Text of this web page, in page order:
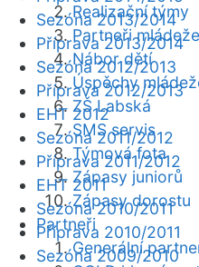
Realizační týmy
Partneři mládeže
Nábor dětí
Úspěchy
ZŠ Labská
SMS servis
Týmová fota
Zápasy juniorů
Zápasy dorostu
Partneři
Generální
Sezóna 2013/2014
Příprava 2013/2014
Sezóna 2012/2013
Příprava 2012/2013
EHT 2012
Sezóna 2011/2012
Příprava 2011/2012
EHT 2011
Sezóna 2010/2011
Příprava 2010/2011
Sezóna 2009/2010